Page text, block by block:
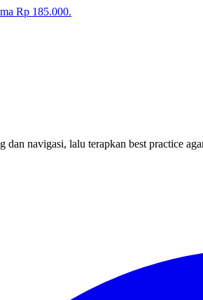
Rp 185.000.
navigasi, lalu terapkan best practice